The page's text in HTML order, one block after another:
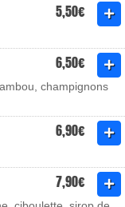
5,50€
6,50€
champignons
6,90€
7,90€